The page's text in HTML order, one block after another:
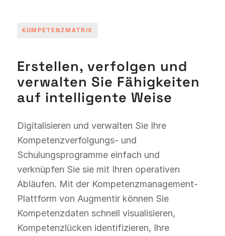
KOMPETENZMATRIX
Erstellen, verfolgen und
verwalten Sie Fähigkeiten
auf intelligente Weise
Digitalisieren und verwalten Sie Ihre
Kompetenzverfolgungs- und
Schulungsprogramme einfach und
verknüpfen Sie sie mit Ihren operativen
Abläufen. Mit der Kompetenzmanagement-
Plattform von Augmentir können Sie
Kompetenzdaten schnell visualisieren,
Kompetenzlücken identifizieren, Ihre